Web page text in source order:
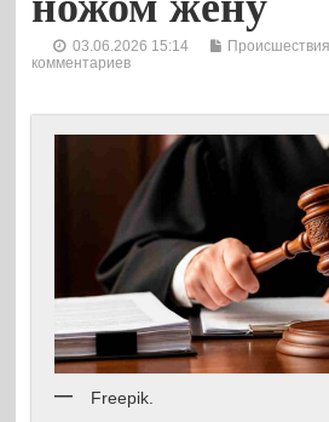
03.06.2026 15:14
комментариев
Freepik.